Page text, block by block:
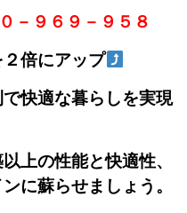
－９６９－９５８
倍にアップ
快適な暮らしを実現
上の性能と快適性、
に蘇らせましょう。